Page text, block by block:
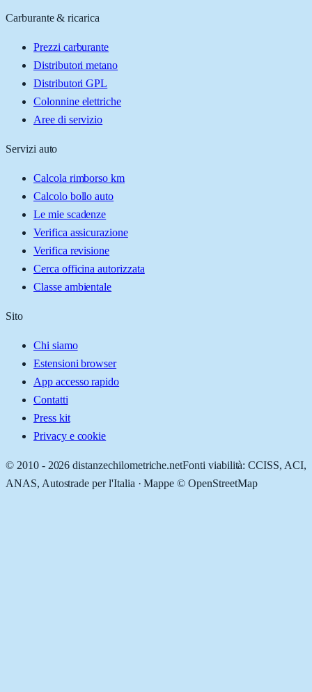
Carburante & ricarica
Prezzi carburante
Distributori metano
Distributori GPL
Colonnine elettriche
Aree di servizio
Servizi auto
Calcola rimborso km
Calcolo bollo auto
Le mie scadenze
Verifica assicurazione
Verifica revisione
Cerca officina autorizzata
Classe ambientale
Sito
Chi siamo
Estensioni browser
App accesso rapido
Contatti
Press kit
Privacy e cookie
© 2010 - 2026 distanzechilometriche.netFonti viabilità: CCISS, ACI,
ANAS, Autostrade per l'Italia · Mappe © OpenStreetMap